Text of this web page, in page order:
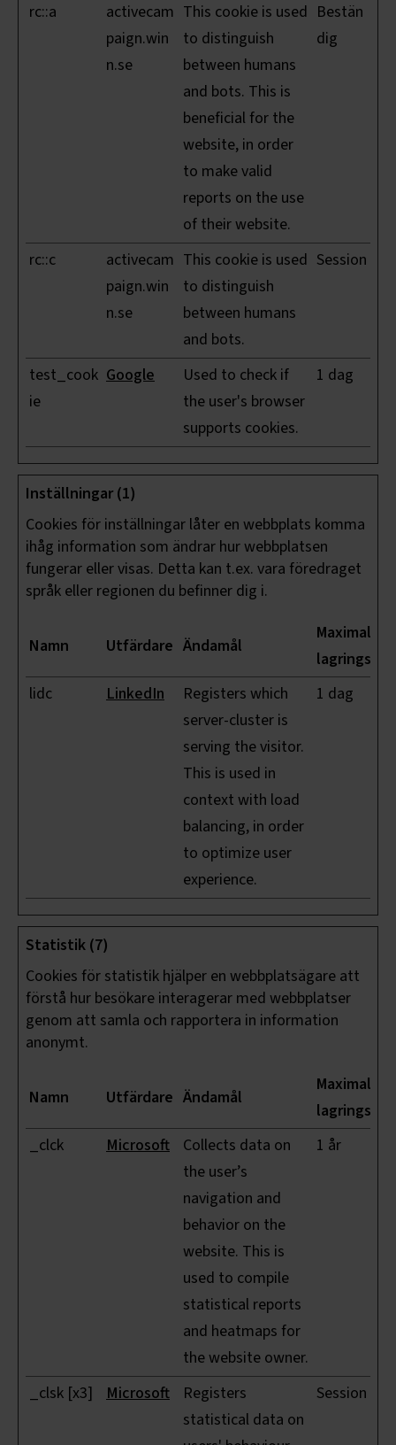
rc::a
activecam
paign.win
n.se
This cookie is used
to distinguish
between humans
and bots. This is
beneficial for the
website, in order
to make valid
reports on the use
of their website.
Bestän
dig
rc::c
activecam
paign.win
n.se
This cookie is used
to distinguish
between humans
and bots.
Session
test_cook
ie
Google
Used to check if
the user's browser
supports cookies.
1 dag
Inställningar (1)
Cookies för inställningar låter en webbplats komma
ihåg information som ändrar hur webbplatsen
fungerar eller visas. Detta kan t.ex. vara föredraget
språk eller regionen du befinner dig i.
Namn Utfärdare Ändamål
Maximal
lagringstid
lidc
LinkedIn
Registers which
server-cluster is
serving the visitor.
This is used in
context with load
balancing, in order
to optimize user
experience.
1 dag
Statistik (7)
Cookies för statistik hjälper en webbplatsägare att
förstå hur besökare interagerar med webbplatser
genom att samla och rapportera in information
anonymt.
Namn Utfärdare Ändamål
Maximal
lagringstid
_clck
Microsoft
Collects data on
the user’s
navigation and
behavior on the
website. This is
used to compile
statistical reports
and heatmaps for
the website owner.
1 år
_clsk [x3] Microsoft
Registers
statistical data on
Session